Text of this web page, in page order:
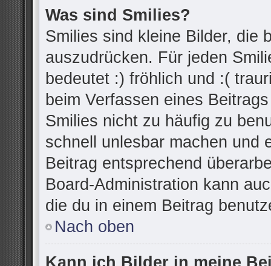
Was sind Smilies?
Smilies sind kleine Bilder, die
auszudrücken. Für jeden
bedeutet :) fröhlich und :(
beim Verfassen eines
Smilies nicht zu häufig zu
schnell unlesbar machen und
Beitrag entsprechend
Board-Administration kann
die du in einem Beitrag
Nach oben
Kann ich Bilder in meine